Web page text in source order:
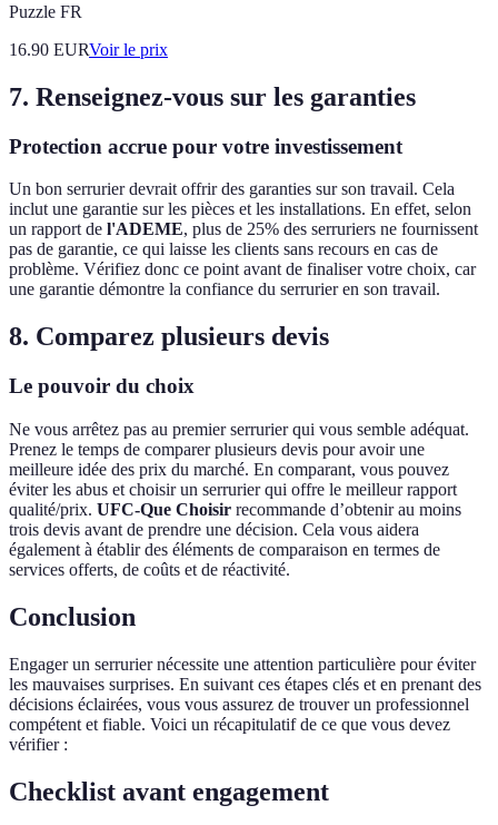
Puzzle FR
16.90 EURVoir le prix
7. Renseignez-vous sur les garanties
Protection accrue pour votre investissement
Un bon serrurier devrait offrir des garanties sur son travail. Cela
inclut une garantie sur les pièces et les installations. En effet, selon
un rapport de l'ADEME, plus de 25% des serruriers ne fournissent
pas de garantie, ce qui laisse les clients sans recours en cas de
problème. Vérifiez donc ce point avant de finaliser votre choix, car
une garantie démontre la confiance du serrurier en son travail.
8. Comparez plusieurs devis
Le pouvoir du choix
Ne vous arrêtez pas au premier serrurier qui vous semble adéquat.
Prenez le temps de comparer plusieurs devis pour avoir une
meilleure idée des prix du marché. En comparant, vous pouvez
éviter les abus et choisir un serrurier qui offre le meilleur rapport
qualité/prix. UFC-Que Choisir recommande d’obtenir au moins
trois devis avant de prendre une décision. Cela vous aidera
également à établir des éléments de comparaison en termes de
services offerts, de coûts et de réactivité.
Conclusion
Engager un serrurier nécessite une attention particulière pour éviter
les mauvaises surprises. En suivant ces étapes clés et en prenant des
décisions éclairées, vous vous assurez de trouver un professionnel
compétent et fiable. Voici un récapitulatif de ce que vous devez
vérifier :
Checklist avant engagement